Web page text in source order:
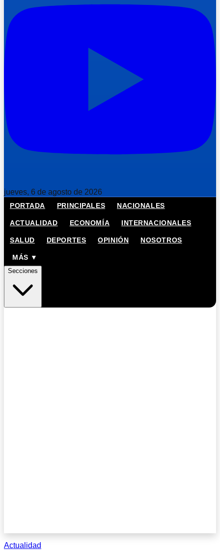
jueves, 6 de agosto de 2026
PORTADA PRINCIPALES NACIONALES
ACTUALIDAD ECONOMÍA INTERNACIONALES
SALUD DEPORTES OPINIÓN NOSOTROS
MÁS ▼
Secciones
Actualidad